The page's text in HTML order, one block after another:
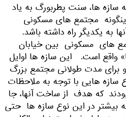
سازه ها، سنت پطربورگ به یاد
مجتمع های مسکونی
به یکدیگر راه داشته باشد.
های مسکونی بین خیابان
واقع است. این سازه ها اوایل
برای مدت طولانی مجتمع بزرگ
هایی با توجه به ملاحظات
که هدف از ساخت آنها، جا
بیشتر در این نوع سازه ها حتی